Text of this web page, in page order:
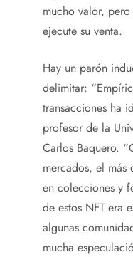
mucho valor,
ejecute su venta.
Hay un parón
delimitar:
transacciones ha
profesor de la
Carlos Baquero.
mercados, el más
en colecciones y
de estos NFT era
algunas
mucha